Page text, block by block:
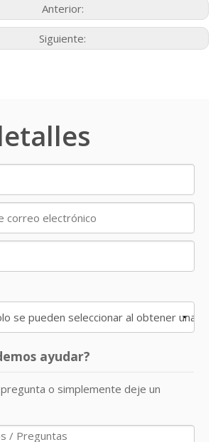
Anterior:
Siguiente:
ayudar?
o simplemente deje un